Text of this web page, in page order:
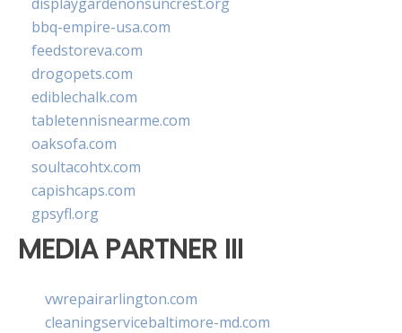
bbq-empire-usa.com
feedstoreva.com
drogopets.com
ediblechalk.com
tabletennisnearme.com
oaksofa.com
soultacohtx.com
capishcaps.com
gpsyfl.org
MEDIA PARTNER III
vwrepairarlington.com
cleaningservicebaltimore-md.com